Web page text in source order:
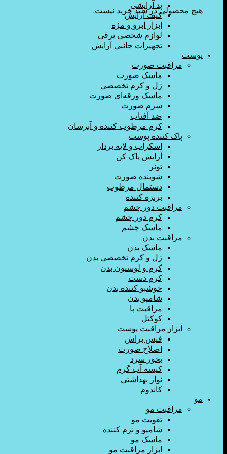
هیچ محصولی در سبد خرید نیست.
پد آرایشی
کیف آرایش
ابزار ابرو و مژه
لوازم شخصی برقی
تجهیزات جانبی آرایش
پوست
مراقبت صورت
ماسک صورت
ژل و کرم تخصصی
ماسک ورقه‌ای صورت
سرم صورت
ضد آفتاب
کرم مرطوب کننده و آبرسان
پاک کننده پوست
اسکراب و لایه بردار
آرایش پاک کن
تونر
شوینده صورت
دستمال مرطوب
برنزه کننده
مراقبت دور چشم
کرم دور چشم
ماسک چشم
مراقبت بدن
ماسک بدن
ژل و کرم تخصصی بدن
کرم و لوسیون بدن
کرم دست
خوشبو کننده بدن
شامپو بدن
مراقبت پا
کوکتل
ابزار مراقبت پوست
فیس براش
اصلاح صورت
بخور سرد
کیسه آب گرم
نوار بهداشتی
کاندوم
مو
مراقبت مو
تقویت مو
شامپو و نرم کننده
ماسک مو
ابزار مراقبت مو